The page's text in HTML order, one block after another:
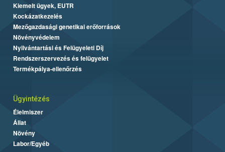
Kiemelt ügyek, EUTR
Kockázatkezelés
Mezőgazdasági genetikai erőforrások
Növényvédelem
Nyilvántartási és Felügyeleti Díj
Rendszerszervezés és felügyelet
Termékpálya-ellenőrzés
Ügyintézés
Élelmiszer
Állat
Növény
Labor/Egyéb